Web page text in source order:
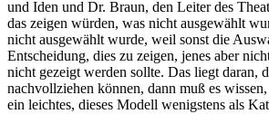
und Iden und Dr. Braun, den Leiter des
das zeigen würden, was nicht ausgewählt
nicht ausgewählt wurde, weil sonst die
Entscheidung, dies zu zeigen, jenes aber
nicht gezeigt werden sollte. Das liegt daran,
nachvollziehen können, dann muß es
ein leichtes, dieses Modell wenigstens als